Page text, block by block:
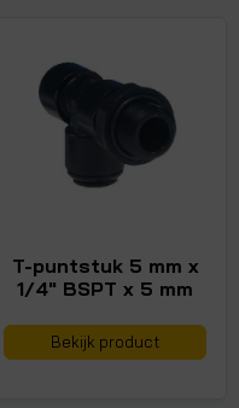
T-puntstuk 5 mm x
1/4" BSPT x 5 mm
Bekijk product